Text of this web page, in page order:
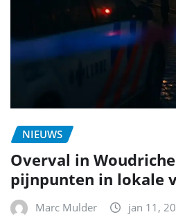
NIEUWS
Overval in
pijnpunten in lokale
Marc Mulder jan 11,